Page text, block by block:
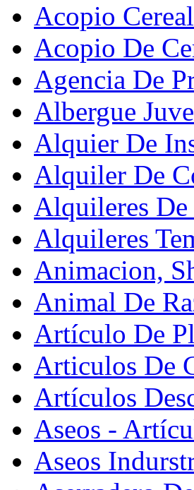
Acopio
Acopio De
Agencia De
Albergue
Alquier De
Alquiler De
Alquileres De
Alquileres
Animacion,
Animal De
Artículo De
Articulos De
Artículos
Aseos -
Aseos